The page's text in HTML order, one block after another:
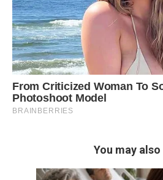
You may